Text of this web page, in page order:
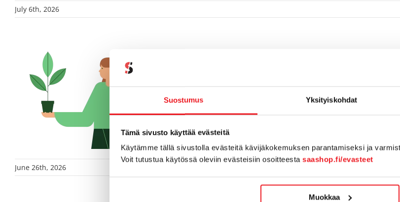
Suostumus Yksityiskohdat
Tämä sivusto käyttää evästeitä
Käytämme tällä sivustolla evästeitä kävijäkokemuksen parantamiseksi ja
Voit tutustua käytössä oleviin evästeisiin osoitteesta saashop.fi/evasteet
Muokkaa
July 6th, 2026
Pipedriven alkuvuosi 2026 on ollut aktiivinen. Uusia
automaatioita, raportointia, sähköpostien hallintaa ja
June 26th, 2026